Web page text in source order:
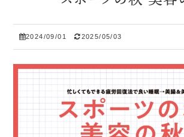
2024/09/01 2025/05/03